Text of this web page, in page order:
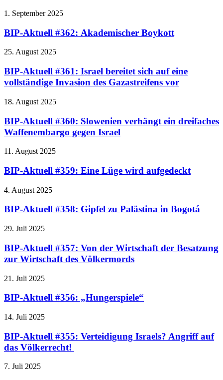
1. September 2025
BIP-Aktuell #362: Akademischer Boykott
25. August 2025
BIP-Aktuell #361: Israel bereitet sich auf eine
vollständige Invasion des Gazastreifens vor
18. August 2025
BIP-Aktuell #360: Slowenien verhängt ein dreifaches
Waffenembargo gegen Israel
11. August 2025
BIP-Aktuell #359: Eine Lüge wird aufgedeckt
4. August 2025
BIP-Aktuell #358: Gipfel zu Palästina in Bogotá
29. Juli 2025
BIP-Aktuell #357: Von der Wirtschaft der Besatzung
zur Wirtschaft des Völkermords
21. Juli 2025
BIP-Aktuell #356: „Hungerspiele“
14. Juli 2025
BIP-Aktuell #355: Verteidigung Israels? Angriff auf
das Völkerrecht!
7. Juli 2025